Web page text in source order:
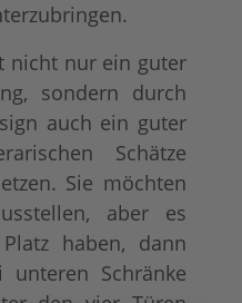
nicht nur ein guter
sondern durch
auch ein guter
Schätze
Sie möchten
aber es
haben, dann
Schränke